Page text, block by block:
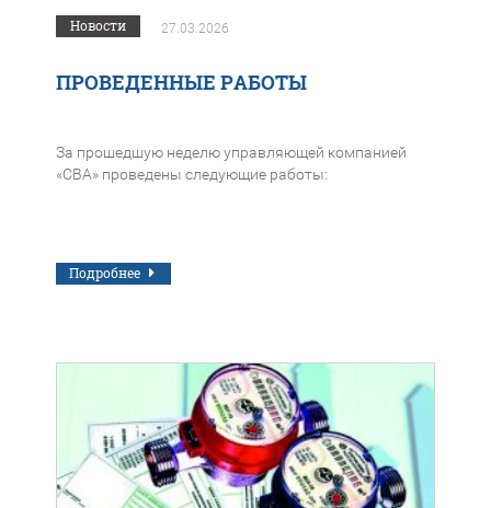
Новости 27.03.2026
ПРОВЕДЕННЫЕ РАБОТЫ
За прошедшую неделю управляющей компанией
«СВА» проведены следующие работы:
Подробнее